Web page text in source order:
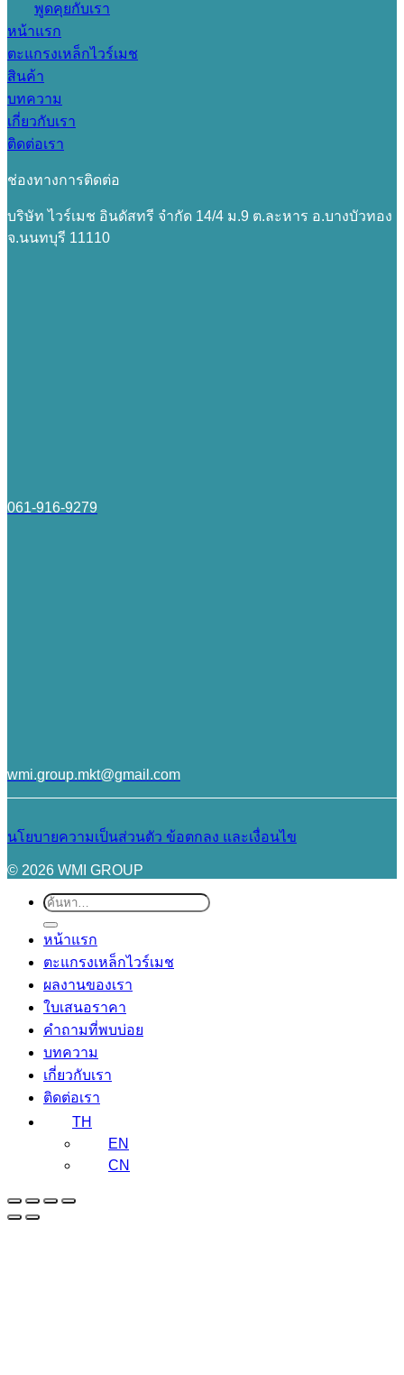
พูดคุยกับเรา
หน้าแรก
ตะแกรงเหล็กไวร์เมช
สินค้า
บทความ
เกี่ยวกับเรา
ติดต่อเรา
ช่องทางการติดต่อ
บริษัท ไวร์เมช อินดัสทรี จำกัด 14/4 ม.9 ต.ละหาร อ.บางบัวทอง
จ.นนทบุรี 11110
061-916-9279
wmi.group.mkt@gmail.com
นโยบายความเป็นส่วนตัว ข้อตกลง และเงื่อนไข
© 2026 WMI GROUP
ค้นหา:
หน้าแรก
ตะแกรงเหล็กไวร์เมช
ผลงานของเรา
ใบเสนอราคา
คำถามที่พบบ่อย
บทความ
เกี่ยวกับเรา
ติดต่อเรา
TH
EN
CN